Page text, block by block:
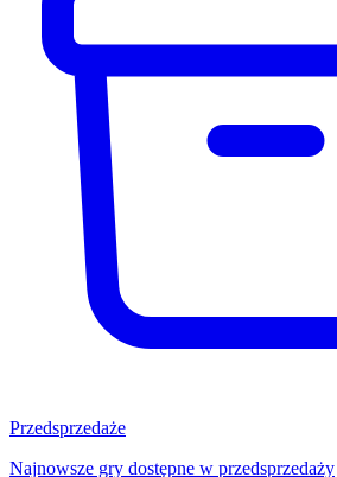
Przedsprzedaże
Najnowsze gry dostępne w przedsprzedaży